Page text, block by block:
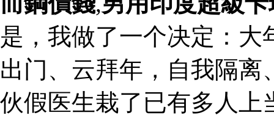
是，我做了一个决定：
出门、云拜年，自我隔
伙假医生栽了已有多人上